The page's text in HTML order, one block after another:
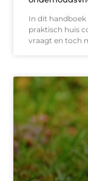
In dit handboek
praktisch huis
vraagt en toch